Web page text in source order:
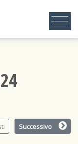
Successivo